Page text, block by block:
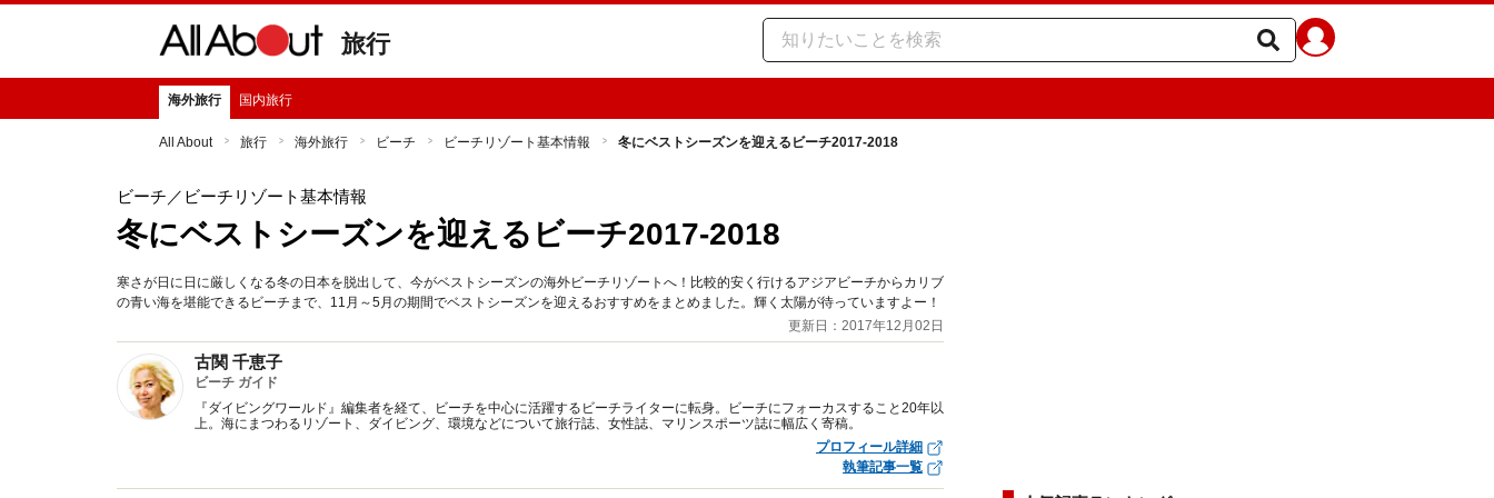
旅行
海外旅行 国内旅行
All About 旅行 海外旅行 ビーチ ビーチリゾート基本情報 冬にベストシーズンを迎えるビーチ2017-2018
ビーチ ／ビーチリゾート基本情報
冬にベストシーズンを迎えるビーチ2017-2018
寒さが日に日に厳しくなる冬の日本を脱出して、今がベストシーズンの海外ビーチリゾートへ！比較的安く行けるアジアビーチからカリブ
の青い海を堪能できるビーチまで、11月～5月の期間でベストシーズンを迎えるおすすめをまとめました。輝く太陽が待っていますよー！
更新日：2017年12月02日
古関 千恵子
ビーチ ガイド
『ダイビングワールド』編集者を経て、ビーチを中心に活躍するビーチライターに転身。ビーチにフォーカスすること20年以
上。海にまつわるリゾート、ダイビング、環境などについて旅行誌、女性誌、マリンスポーツ誌に幅広く寄稿。
プロフィール詳細
執筆記事一覧